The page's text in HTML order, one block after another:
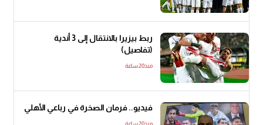
ربط بيزيرا بالانتقال إلى 3 أندية
(تفاصيل)
منذ20 ساعة
فيديو.. فرمان الصخرة في رباعي الأهلي